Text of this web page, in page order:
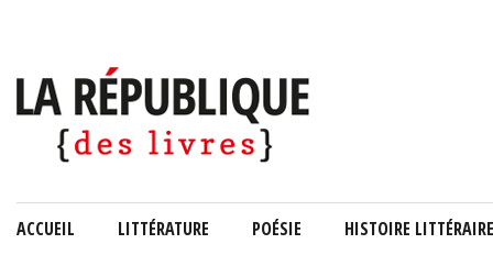
ACCUEIL LITTÉRATURE POÉSIE HISTOIRE LITTÉRAIRE